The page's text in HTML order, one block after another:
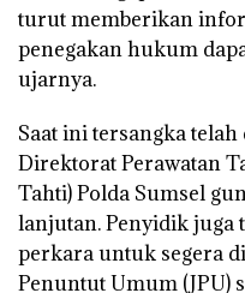
turut memberikan
penegakan hukum
ujarnya.
Saat ini tersangka
Direktorat Perawatan
Tahti) Polda Sumsel
lanjutan. Penyidik juga
perkara untuk segera
Penuntut Umum (JPU)